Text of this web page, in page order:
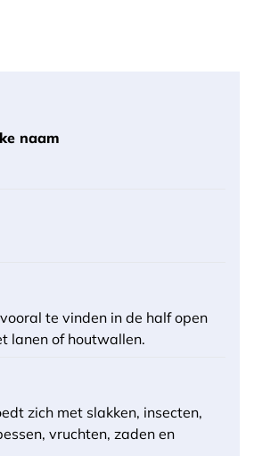
naam
te vinden in de half open
lanen of houtwallen.
zich met slakken, insecten,
vruchten, zaden en